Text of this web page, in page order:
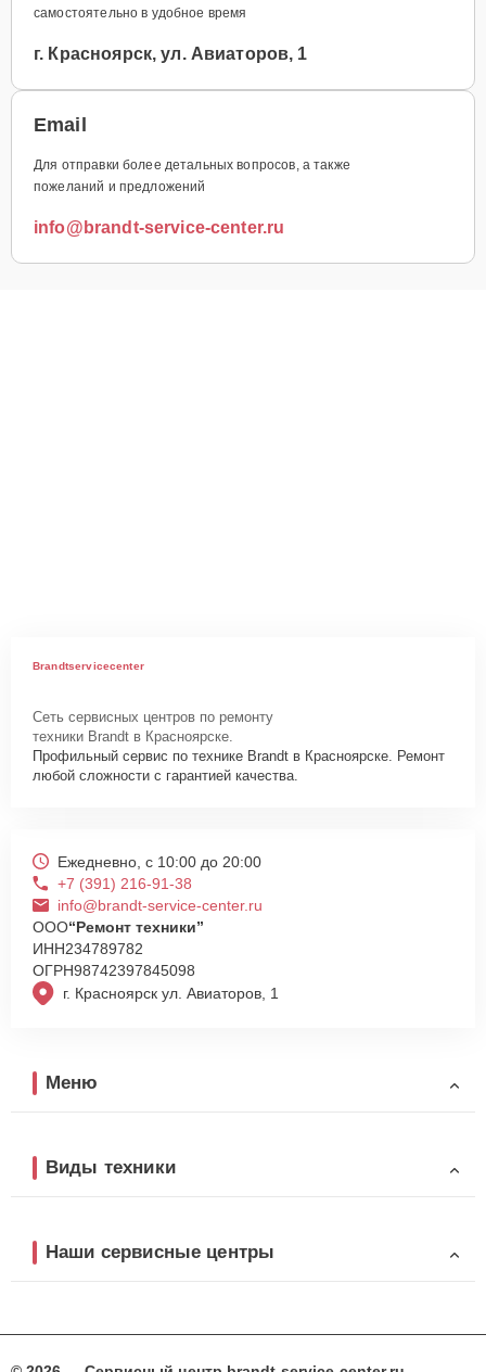
самостоятельно в удобное время
г. Красноярск, ул. Авиаторов, 1
Email
Для отправки более детальных вопросов, а также
пожеланий и предложений
info@brandt-service-center.ru
Brandtservicecenter
Сеть сервисных центров по ремонту
техники Brandt в Красноярске.
Профильный сервис по технике Brandt в Красноярске. Ремонт
любой сложности с гарантией качества.
г. Красноярск ул. Авиаторов, 1
Ежедневно, с 10:00 до 20:00
+7 (391) 216-91-38
info@brandt-service-center.ru
ООО“Ремонт техники”
ИНН234789782
ОГРН98742397845098
Меню
Виды техники
Наши сервисные центры